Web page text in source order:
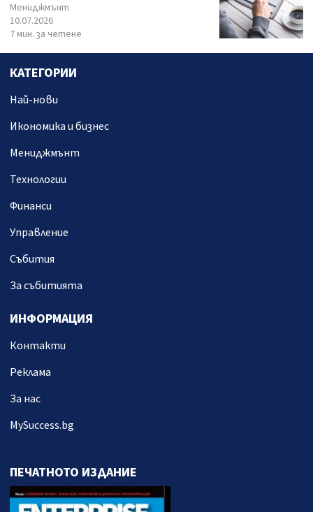
Мениджмънт
10.07.2026
7 мин. за четене
КАТЕГОРИИ
Най-нови
Икономика и бизнес
Мениджмънт
Технологии
Финанси
Управление
Събития
За събитията
ИНФОРМАЦИЯ
Контакти
Реклама
За нас
MySuccess.bg
ПЕЧАТНОТО ИЗДАНИЕ